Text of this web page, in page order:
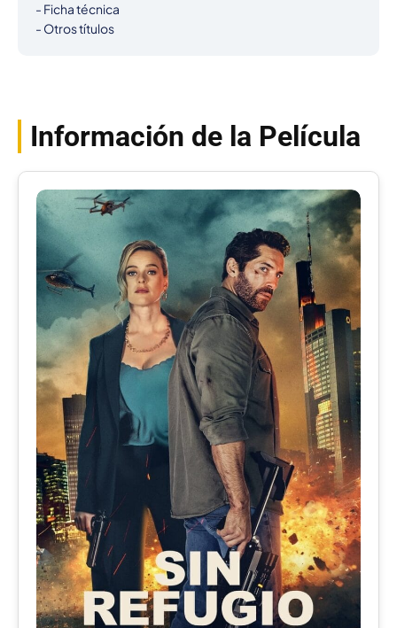
- Ficha técnica
- Otros títulos
Información de la Película